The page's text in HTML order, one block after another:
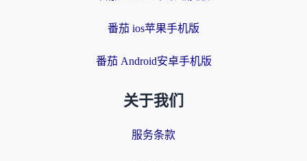
番茄 ios苹果手机版
番茄 Android安卓手机版
关于我们
服务条款